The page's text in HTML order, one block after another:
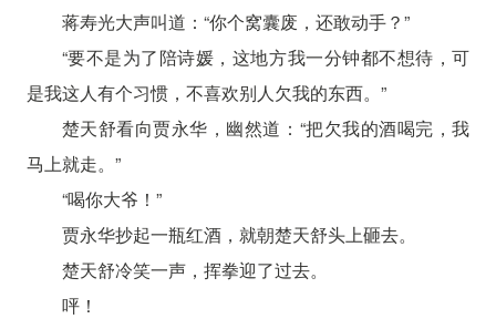
蒋寿光大声叫道：“你个窝囊废，还敢动手？”
“要不是为了陪诗媛，这地方我一分钟都不想待，可
是我这人有个习惯，不喜欢别人欠我的东西。”
楚天舒看向贾永华，幽然道：“把欠我的酒喝完，我
马上就走。”
“喝你大爷！”
贾永华抄起一瓶红酒，就朝楚天舒头上砸去。
楚天舒冷笑一声，挥拳迎了过去。
呯！